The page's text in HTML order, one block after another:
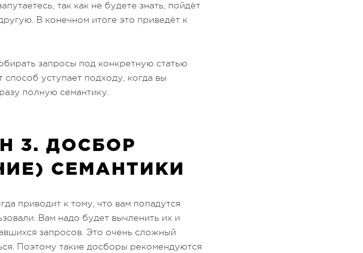
так как не будете знать, пойдёт
В конечном итоге это приведёт к
запросы под конкретную статью
уступает подходу, когда вы
полную семантику.
3. ДОСБОР
СЕМАНТИКИ
приводит к тому, что вам попадутся
Вам надо будет вычленить их и
запросов. Это очень сложный
Поэтому такие досборы рекомендуются